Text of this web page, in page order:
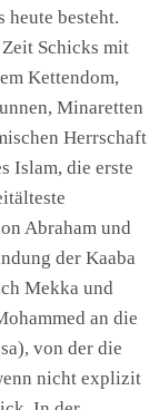
heute besteht.
Schicks mit
Kettendom,
Minaretten
Herrschaft
Islam, die erste
Abraham und
der Kaaba
Mekka und
an die
von der die
nicht explizit